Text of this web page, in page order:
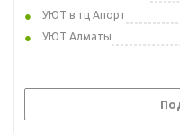
УЮТ в тц Апорт
УЮТ Алматы